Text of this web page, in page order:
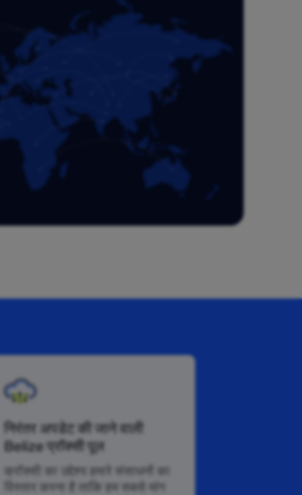
निरंतर अपडेट की जाने वाली
Belize प्रॉक्सी पूल
क्रॉक्सी का उद्देश्य हमारे संसाधनों का
विस्तार करना है ताकि हम सबसे मांग